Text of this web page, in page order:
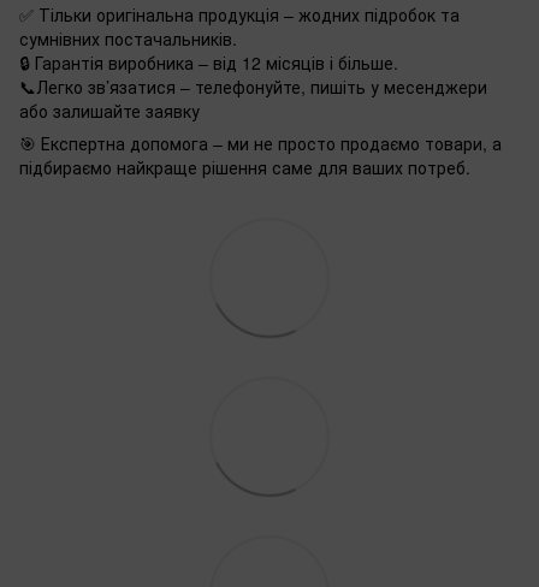
✅ Тільки оригінальна продукція – жодних підробок та
сумнівних постачальників.
🔒 Гарантія виробника – від 12 місяців і більше.
📞Легко зв’язатися – телефонуйте, пишіть у месенджери
або залишайте заявку
🎯 Експертна допомога – ми не просто продаємо товари, а
підбираємо найкраще рішення саме для ваших потреб.